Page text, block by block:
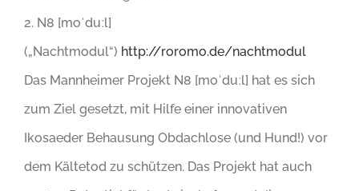
2. N8 [moˈduːl]
(„Nachtmodul“) http://roromo.de/nachtmodul
Das Mannheimer Projekt N8 [moˈduːl] hat es sich
zum Ziel gesetzt, mit Hilfe einer innovativen
Ikosaeder Behausung Obdachlose (und Hund!) vor
dem Kältetod zu schützen. Das Projekt hat auch